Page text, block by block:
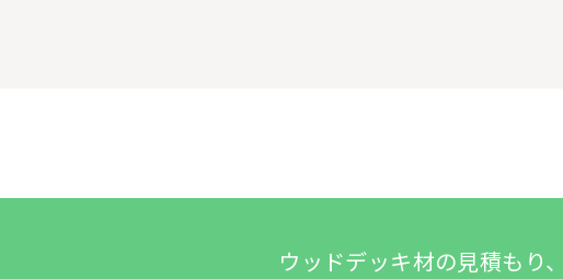
ウッドデッキ材の見積もり